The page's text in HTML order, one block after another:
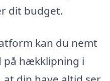
dit budget.
kan du nemt
på hækklipning i